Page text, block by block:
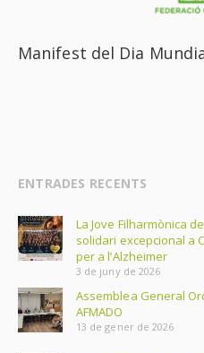
Manifest del Dia
ENTRADES RECENTS
La Jove Filharmònica
solidari excepcional a
per a l’Alzheimer
3 de juny de 2026
Assemblea General
AFMADO
13 de gener de 2026